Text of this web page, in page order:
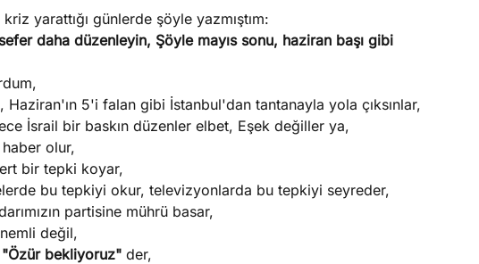
Yazıları Otomobil Yazıları
yarattığı günlerde şöyle yazmıştım:
daha düzenleyin, Şöyle mayıs sonu, haziran başı gibi
5'i falan gibi İstanbul'dan tantanayla yola çıksınlar,
İsrail bir baskın düzenler elbet, Eşek değiller ya,
olur,
bir tepki koyar,
bu tepkiyi okur, televizyonlarda bu tepkiyi seyreder,
partisine mührü basar,
değil,
"Özür bekliyoruz" der,